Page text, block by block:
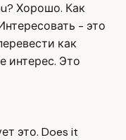
Хорошо. Как
- это
как
интерес. Это
это. Does it